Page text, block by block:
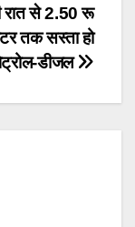
से 2.50 रू
तक सस्ता हो
डीजल